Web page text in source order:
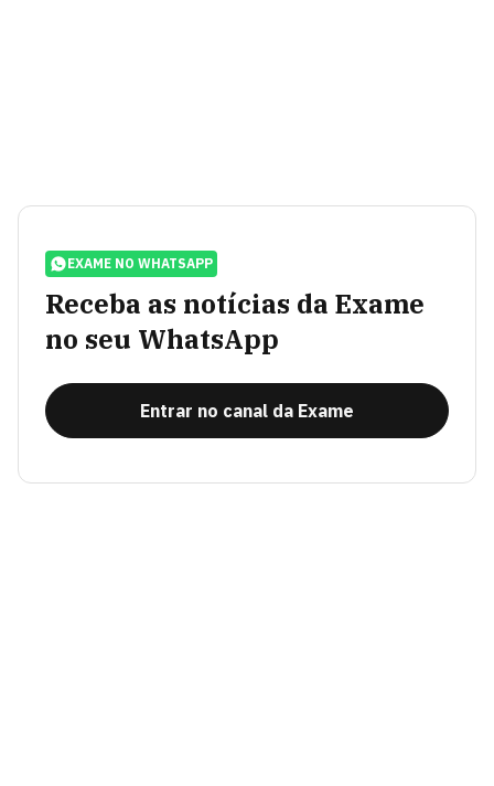
EXAME NO WHATSAPP
Receba as notícias da Exame
no seu WhatsApp
Entrar no canal da Exame